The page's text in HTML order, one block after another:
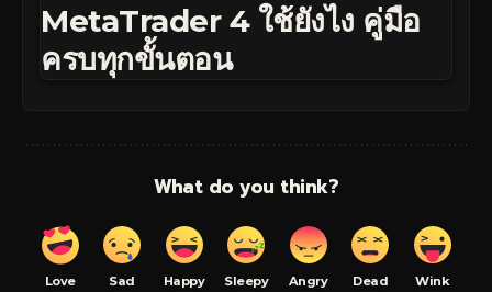
MetaTrader 4 ใช้ยังไง คู่มือ
ครบทุกขั้นตอน
What do you think?
Love Sad Happy Sleepy Angry Dead Wink